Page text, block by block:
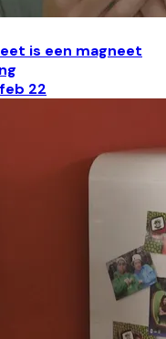
is een magneet
22